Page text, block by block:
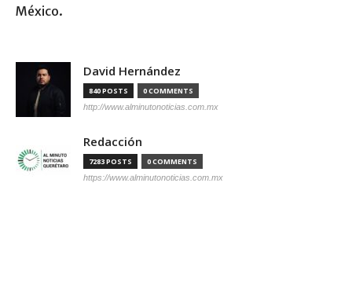
México.
David Hernández
840 POSTS 0 COMMENTS
http://www.alminutonoticias.com.mx
Redacción
7283 POSTS 0 COMMENTS
https://www.alminutonoticias.com.mx